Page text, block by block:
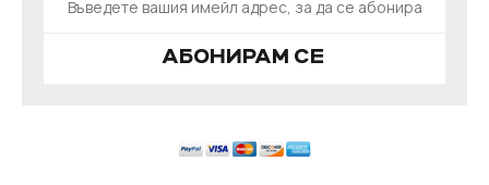
АБОНИРАМ СЕ